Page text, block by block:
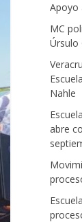
Apoyo
MC
Úrsulo
Nahle
abre